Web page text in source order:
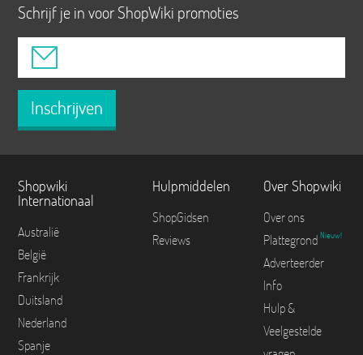
Schrijf je in voor ShopWiki promoties
Inschrijven
Shopwiki
Internationaal
Australië
België
Frankrijk
Duitsland
Nederland
Spanje
Hulpmiddelen
ShopGidsen
Reviews
Over Shopwiki
Over ons
Plattegrond Nieuw!
Adverteerder
Info
Hulp &
Veelgestelde